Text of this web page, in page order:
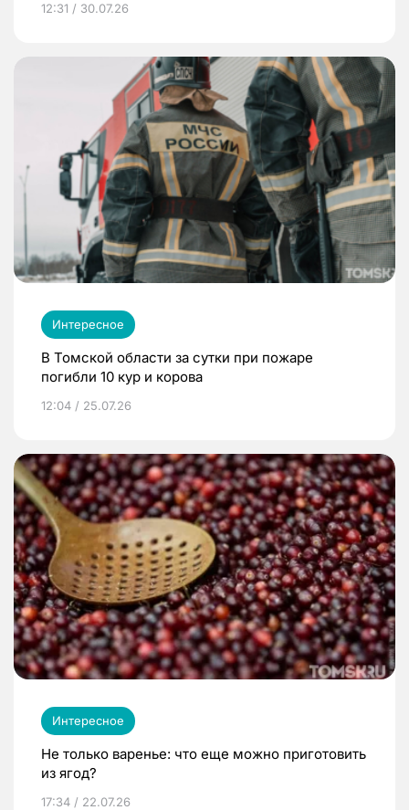
12:31 / 30.07.26
Интересное
В Томской области за сутки при пожаре
погибли 10 кур и корова
12:04 / 25.07.26
Интересное
Не только варенье: что еще можно приготовить
из ягод?
17:34 / 22.07.26